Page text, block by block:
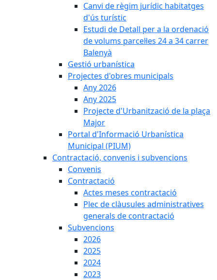
Canvi de règim jurídic habitatges
d'ús turístic
Estudi de Detall per a la ordenació
de volums parcel·les 24 a 34 carrer
Balenyà
Gestió urbanística
Projectes d'obres municipals
Any 2026
Any 2025
Projecte d'Urbanització de la plaça
Major
Portal d'Informació Urbanística
Municipal (PIUM)
Contractació, convenis i subvencions
Convenis
Contractació
Actes meses contractació
Plec de clàusules administratives
generals de contractació
Subvencions
2026
2025
2024
2023